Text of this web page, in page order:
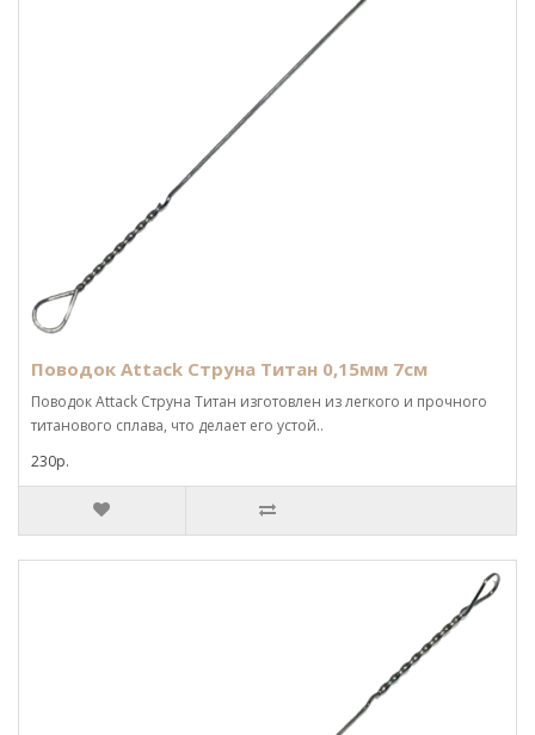
Поводок Attack Струна Титан 0,15мм 7см
Поводок Attack Струна Титан изготовлен из легкого и прочного
титанового сплава, что делает его устой..
230р.